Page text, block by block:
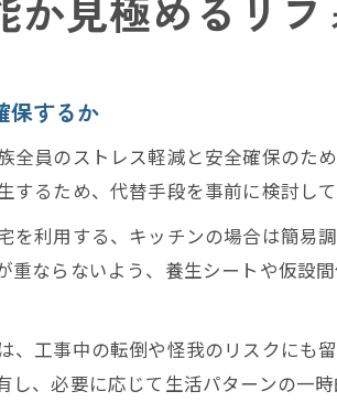
保するか
全員のストレス軽減と安全確保のた
るため、代替手段を事前に検討して
を利用する、キッチンの場合は簡易
重ならないよう、養生シートや仮設
、工事中の転倒や怪我のリスクにも
、必要に応じて生活パターンの一時